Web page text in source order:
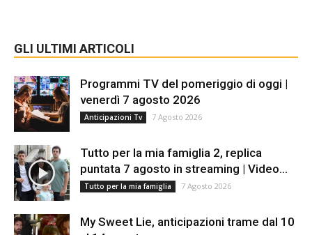
GLI ULTIMI ARTICOLI
Programmi TV del pomeriggio di oggi |
venerdì 7 agosto 2026
Anticipazioni Tv 7 Agosto 2026
Tutto per la mia famiglia 2, replica
puntata 7 agosto in streaming | Video...
Tutto per la mia famiglia 7 Agosto 2026
My Sweet Lie, anticipazioni trame dal 10